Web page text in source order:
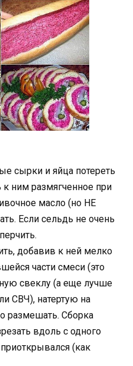
сырки и яйца потереть
ним размягченное при
масло (но НЕ
Если сельдь не очень
добавив к ней мелко
части смеси (это
свеклу (а еще лучше
СВЧ), натертую на
размешать. Сборка
вдоль с одного
(как